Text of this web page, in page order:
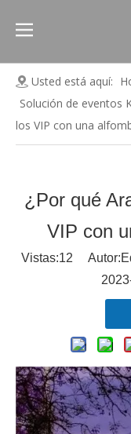
Usted está aquí:
Solución de eventos
los VIP con una
¿Por qué
VIP con
Vistas:12